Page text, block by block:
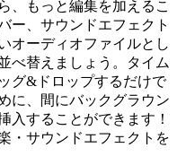
、もっと編集を加えるこ
ー、サウンドエフェクト
オーディオファイルとし
べ替えましょう。タイム
グ&ドロップするだけで
に、間にバックグラウン
入することができます！
・サウンドエフェクトを